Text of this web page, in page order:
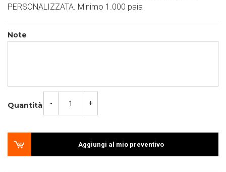
PERSONALIZZATA. Minimo 1.000 paia
Note
Quantità - +
Aggiungi al mio preventivo